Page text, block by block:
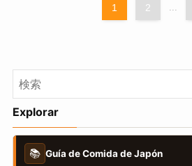
1 2 ...
Explorar
📚 Guía de Comida de Japón